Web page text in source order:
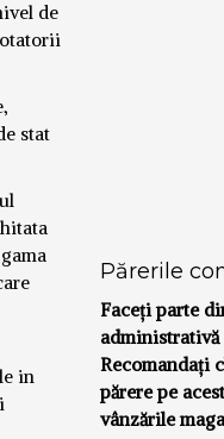
de
stat
in
Părerile
Faceți parte
Recomandați
părere pe
vânzările